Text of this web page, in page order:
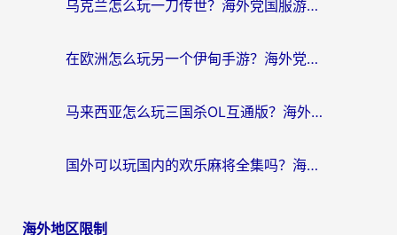
乌克兰怎么玩一刀传世？海外党国服游戏加速终极指南（附天下-异兽山海街头篮球实测）
在欧洲怎么玩另一个伊甸手游？海外党亲测有效的国服游戏加速指南
马来西亚怎么玩三国杀OL互通版？海外党必看的国服游戏加速器避坑指南
国外可以玩国内的欢乐麻将全集吗？海外党亲测有效的国服游戏加速指南
海外地区限制